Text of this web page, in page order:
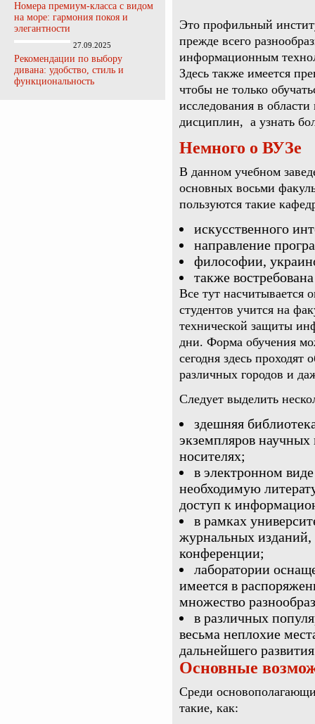
Номера премиум-класса с видом
на море: гармония покоя и
элегантности
27.09.2025
Рекомендации по выбору
дивана: удобство, стиль и
функциональность
Это профильный
прежде всего
информационным
Здесь также имеется
чтобы не только
исследования в
дисциплин, а узнать
Немного о ВУЗе
В данном учебном
основных восьми
пользуются такие
искусственного
направление
философии,
также
Все тут насчитывается
студентов учится на
технической защиты
дни. Форма обучения
сегодня здесь проходят
различных городов и
Следует выделить
здешняя
экземпляров
носителях;
в электронном
необходимую
доступ к
в рамках
журнальных изданий,
конференции;
лаборатории
имеется в
множество
в различных
весьма неплохие
дальнейшего
Основные
Среди
такие, как: